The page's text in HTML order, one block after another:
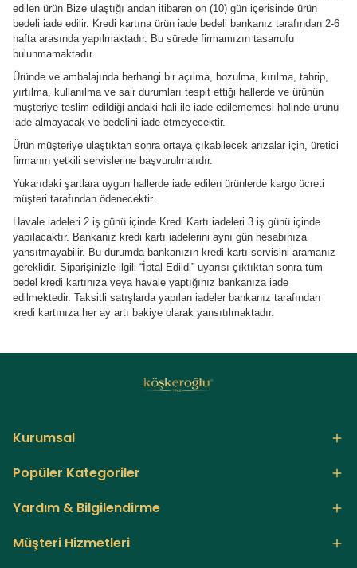
edilen ürün Bize ulaştığı andan itibaren on (10) gün içerisinde ürün
bedeli iade edilir. Kredi kartına ürün iade bedeli bankanız tarafından 2-6
hafta arasında yapılmaktadır. Bu sürede firmamızın tasarrufu
bulunmamaktadır.
Üründe ve ambalajında herhangi bir açılma, bozulma, kırılma, tahrip,
yırtılma, kullanılma ve sair durumları tespit ettiği hallerde ve ürünün
müşteriye teslim edildiği andaki hali ile iade edilememesi halinde ürünü
iade almayacak ve bedelini iade etmeyecektir.
Ürün müşteriye ulaştıktan sonra ortaya çıkabilecek arızalar için, üretici
firmanın yetkili servislerine başvurulmalıdır.
Yukarıdaki şartlara uygun hallerde iade edilen ürünlerde kargo ücreti
müşteri tarafından ödenecektir..
Havale iadeleri 2 iş günü içinde Kredi Kartı iadeleri 3 iş günü içinde
yapılacaktır. Bankanız kredi kartı iadelerini aynı gün hesabınıza
yansıtmayabilir. Bu durumda bankanızın kredi kartı servisini aramanız
gereklidir. Siparişinizle ilgili “İptal Edildi” uyarısı çıktıktan sonra tüm
bedel kredi kartınıza veya havale yaptığınız bankanıza iade
edilmektedir. Taksitli satışlarda yapılan iadeler bankanız tarafından
kredi kartınıza her ay artı bakiye olarak yansıtılmaktadır.
Kurumsal
Popüler Kategoriler
Yardım & Bilgilendirme
Müşteri Hizmetleri